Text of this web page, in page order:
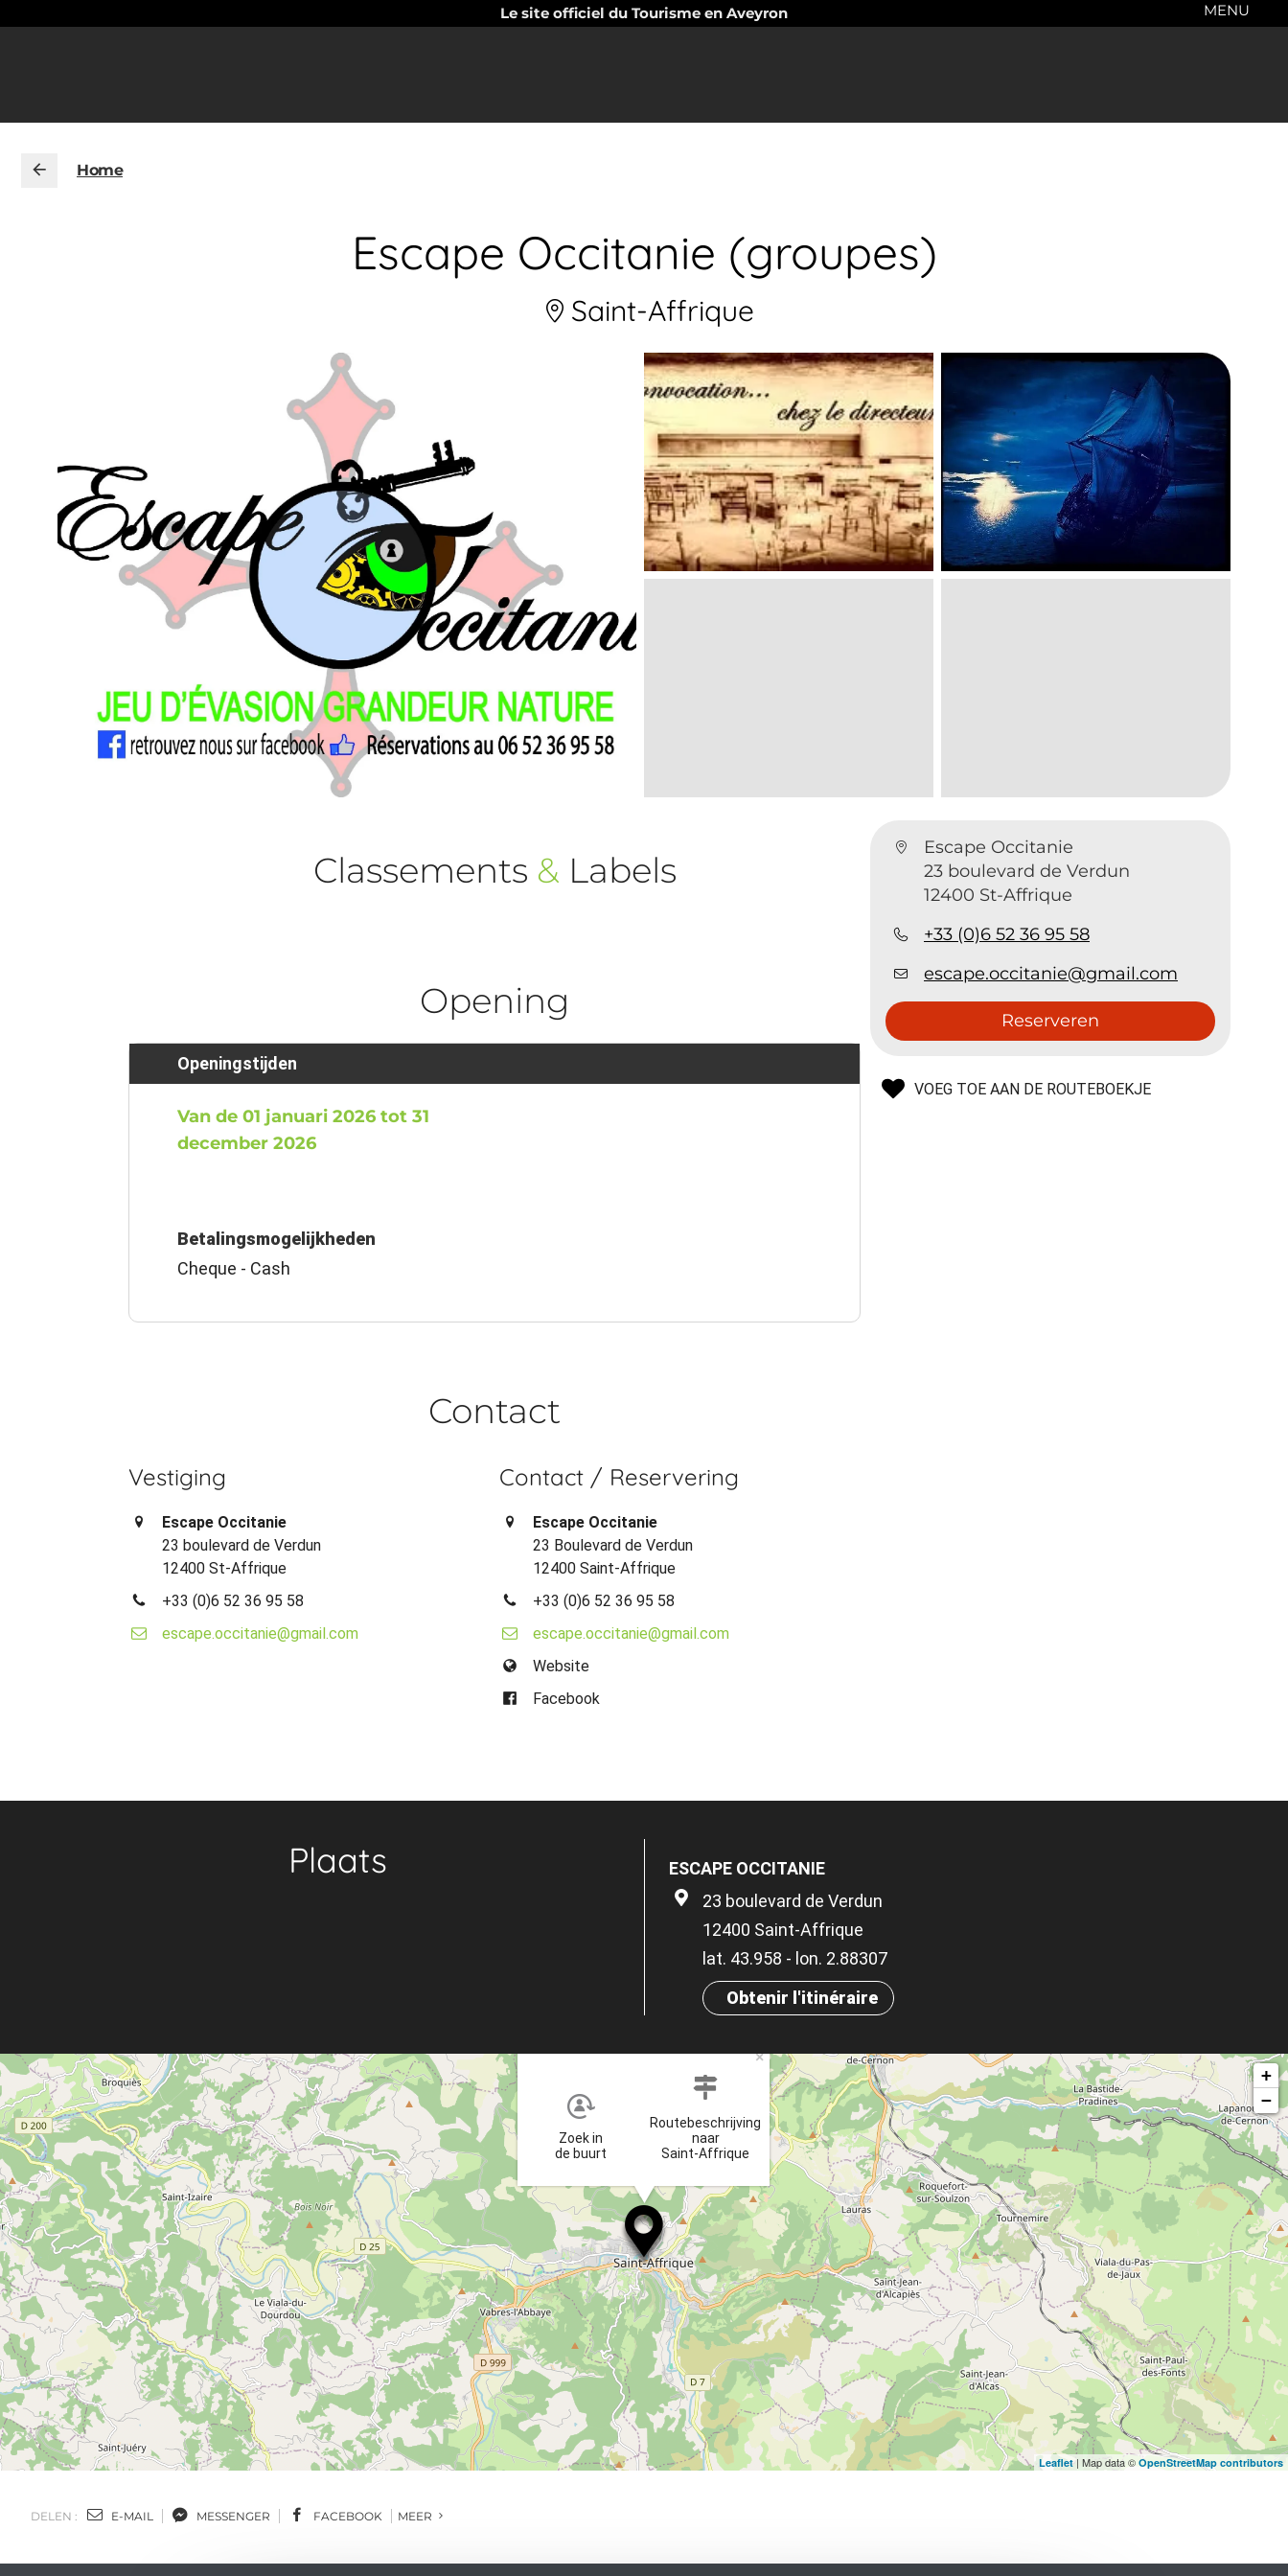
Le site officiel du Tourisme en Aveyron MENU
Home
Escape Occitanie (groupes)
Saint-Affrique
Escape Occitanie
23 boulevard de Verdun
12400 St-Affrique
+33 (0)6 52 36 95 58
escape.occitanie@gmail.com
Reserveren
VOEG TOE AAN DE ROUTEBOEKJE
Classements & Labels
Opening
Openingstijden
Van de 01 januari 2026 tot 31
december 2026
Betalingsmogelijkheden
Cheque - Cash
Contact
Vestiging
Escape Occitanie
23 boulevard de Verdun
12400 St-Affrique
+33 (0)6 52 36 95 58
escape.occitanie@gmail.com
Contact / Reservering
Escape Occitanie
23 Boulevard de Verdun
12400 Saint-Affrique
+33 (0)6 52 36 95 58
escape.occitanie@gmail.com
Website
Facebook
Plaats
ESCAPE OCCITANIE
23 boulevard de Verdun
12400 Saint-Affrique
lat. 43.958 - lon. 2.88307
Obtenir l'itinéraire
Zoek in
de buurt
Routebeschrijving
naar
Saint-Affrique
×
+
−
Leaflet| Map data © OpenStreetMap contributors
DELEN : E-MAIL MESSENGER FACEBOOK MEER